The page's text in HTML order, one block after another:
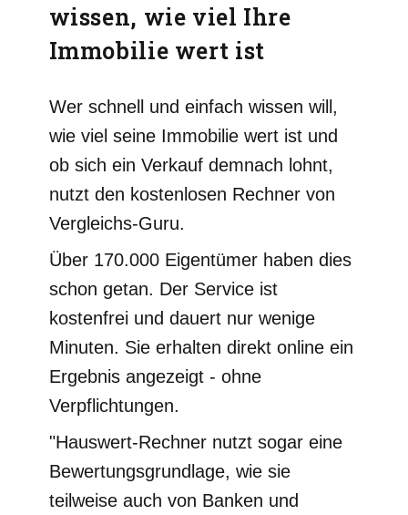
wissen, wie viel Ihre
Immobilie wert ist
Wer schnell und einfach wissen will,
wie viel seine Immobilie wert ist und
ob sich ein Verkauf demnach lohnt,
nutzt den kostenlosen Rechner von
Vergleichs-Guru.
Über 170.000 Eigentümer haben dies
schon getan. Der Service ist
kostenfrei und dauert nur wenige
Minuten. Sie erhalten direkt online ein
Ergebnis angezeigt - ohne
Verpflichtungen.
"Hauswert-Rechner nutzt sogar eine
Bewertungsgrundlage, wie sie
teilweise auch von Banken und